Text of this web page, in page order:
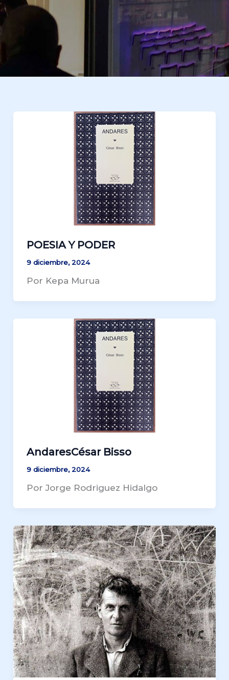
POESIA Y PODER
9 diciembre, 2024
Por Kepa Murua
AndaresCésar Bisso
9 diciembre, 2024
Por Jorge Rodriguez Hidalgo